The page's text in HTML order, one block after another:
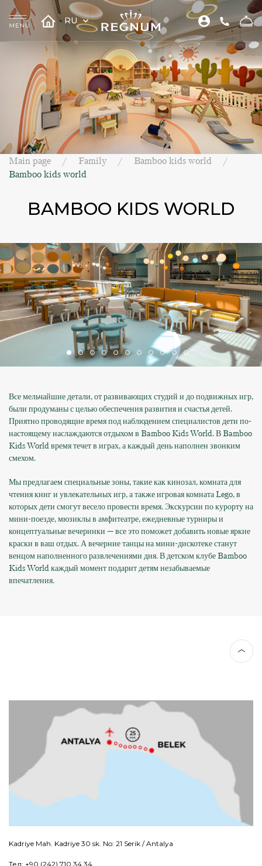
RU
Main page Family
Bamboo kids world
Bamboo kids world
BAMBOO KIDS WORLD
Все мельчайшие детали, от развивающих студий и до подвижных игр,
были продуманы с целью обеспечения развития и счастья детей.
Приятно проводящие время под наблюдением специалистов дети по-
настоящему наслаждаются отдыхом в Bamboo Kids World. В Bamboo
Kids World время течет в играх, а каждый день наполнен звонким
смехом.
Мы предлагаем специальные зоны, такие как кинозал, комната для
чтения книг и увлекательных игр, а также игровая комната Lego, в
которых дети смогут весело провести время. Экскурсии по курорту на
мини-поезде, мюзиклы в амфитеатре, ежедневные турниры и
концептуальные вечеринки — все это поможет добавить новые яркие
краски в ваш отдых. А вечерние танцы на мини-дискотеке станут
венцом наполненного развлечениями дня. В детском клубе Bamboo
Kids World каждый момент подарит детям незабываемые
впечатления.
Kadriye Mah. Kadriye 30 sk. No: 21 Serik / Antalya
Тел: +90 (242) 710 34 34